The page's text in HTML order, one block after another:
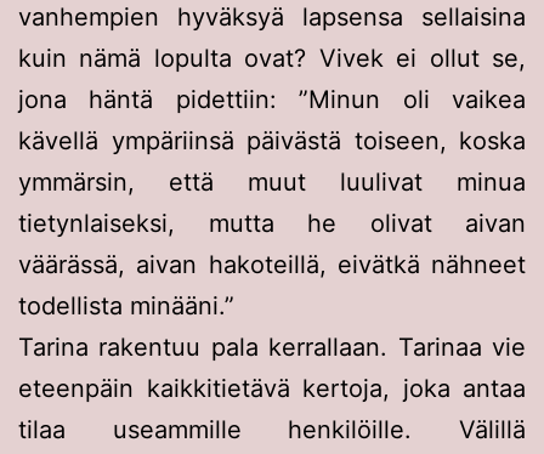
vanhempien hyväksyä lapsensa sellaisina
kuin nämä lopulta ovat? Vivek ei ollut se,
jona häntä pidettiin: ”Minun oli vaikea
kävellä ympäriinsä päivästä toiseen, koska
ymmärsin, että muut luulivat minua
tietynlaiseksi, mutta he olivat aivan
väärässä, aivan hakoteillä, eivätkä nähneet
todellista minääni.”
Tarina rakentuu pala kerrallaan. Tarinaa vie
eteenpäin kaikkitietävä kertoja, joka antaa
tilaa useammille henkilöille. Välillä